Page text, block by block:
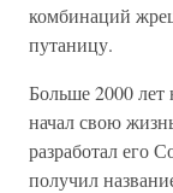
комбинаций
путаницу.
Больше 2000 лет
начал свою
разработал его
получил